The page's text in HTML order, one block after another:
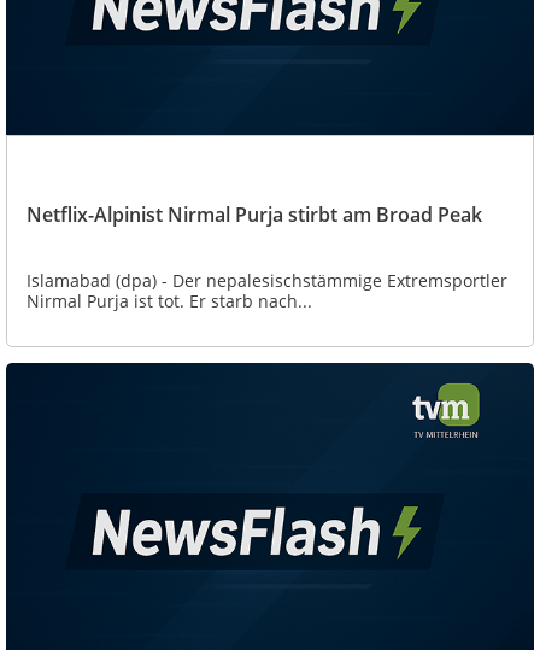
Netflix-Alpinist Nirmal Purja stirbt am Broad Peak
Islamabad (dpa) - Der nepalesischstämmige Extremsportler
Nirmal Purja ist tot. Er starb nach...